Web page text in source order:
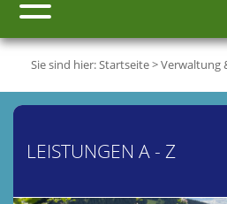
Sie sind hier:Startseite>Verwaltung
LEISTUNGEN A - Z